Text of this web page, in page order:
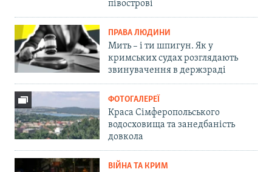
півострові
ПРАВА ЛЮДИНИ
Мить – і ти шпигун. Як у
кримських судах розглядають
звинувачення в держзраді
ФОТОГАЛЕРЕЇ
Краса Сімферопольського
водосховища та занедбаність
довкола
ВІЙНА ТА КРИМ